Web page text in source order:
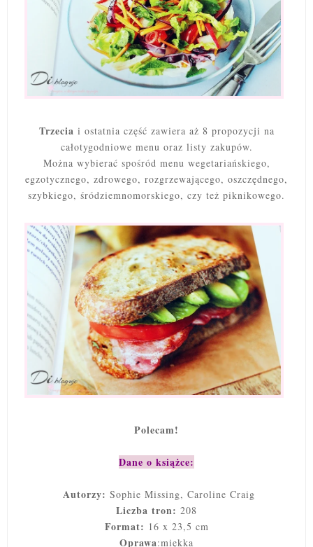
Trzecia i ostatnia część zawiera aż 8 propozycji na
całotygodniowe menu oraz listy zakupów.
Można wybierać spośród menu wegetariańskiego,
egzotycznego, zdrowego, rozgrzewającego, oszczędnego,
szybkiego, śródziemnomorskiego, czy też piknikowego.
Polecam!
Dane o książce:
Autorzy: Sophie Missing, Caroline Craig
Liczba tron: 208
Format: 16 x 23,5 cm
Oprawa:miękka